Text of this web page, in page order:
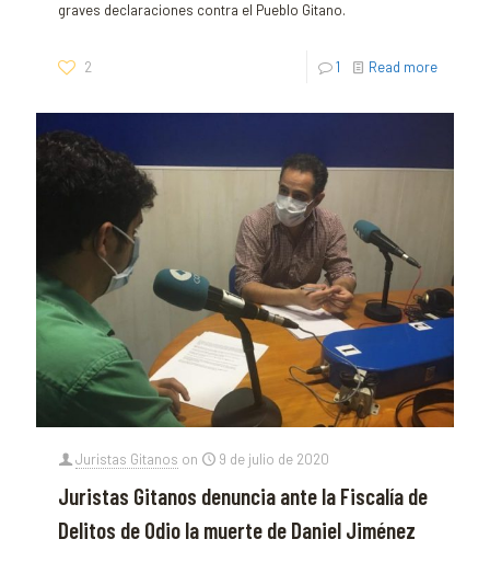
graves declaraciones contra el Pueblo Gitano.
2 1 Read more
Juristas Gitanos on 9 de julio de 2020
Juristas Gitanos denuncia ante la Fiscalía de
Delitos de Odio la muerte de Daniel Jiménez